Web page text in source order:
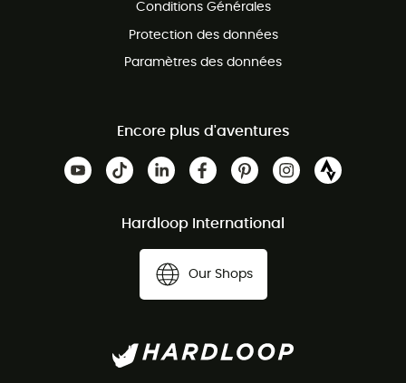
Conditions Générales
Protection des données
Paramètres des données
Encore plus d'aventures
Hardloop International
Our Shops